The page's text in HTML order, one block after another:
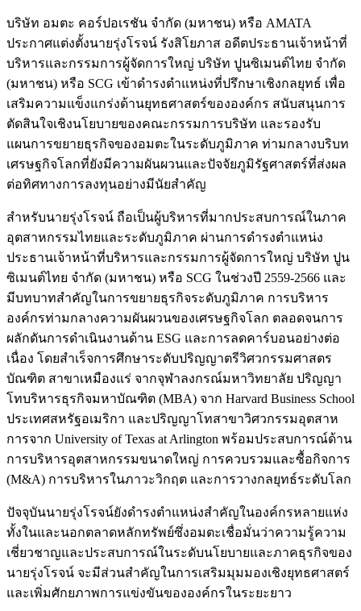
บริษัท อมตะ คอร์ปอเรชัน จำกัด (มหาชน) หรือ AMATA
ประกาศแต่งตั้งนายรุ่งโรจน์ รังสิโยภาส อดีตประธานเจ้าหน้าที่
บริหารและกรรมการผู้จัดการใหญ่ บริษัท ปูนซิเมนต์ไทย จำกัด
(มหาชน) หรือ SCG เข้าดำรงตำแหน่งที่ปรึกษาเชิงกลยุทธ์ เพื่อ
เสริมความแข็งแกร่งด้านยุทธศาสตร์ขององค์กร สนับสนุนการ
ตัดสินใจเชิงนโยบายของคณะกรรมการบริษัท และรองรับ
แผนการขยายธุรกิจของอมตะในระดับภูมิภาค ท่ามกลางบริบท
เศรษฐกิจโลกที่ยังมีความผันผวนและปัจจัยภูมิรัฐศาสตร์ที่ส่งผล
ต่อทิศทางการลงทุนอย่างมีนัยสำคัญ
สำหรับนายรุ่งโรจน์ ถือเป็นผู้บริหารที่มากประสบการณ์ในภาค
อุตสาหกรรมไทยและระดับภูมิภาค ผ่านการดำรงตำแหน่ง
ประธานเจ้าหน้าที่บริหารและกรรมการผู้จัดการใหญ่ บริษัท ปูน
ซิเมนต์ไทย จำกัด (มหาชน) หรือ SCG ในช่วงปี 2559-2566 และ
มีบทบาทสำคัญในการขยายธุรกิจระดับภูมิภาค การบริหาร
องค์กรท่ามกลางความผันผวนของเศรษฐกิจโลก ตลอดจนการ
ผลักดันการดำเนินงานด้าน ESG และการลดคาร์บอนอย่างต่อ
เนื่อง โดยสำเร็จการศึกษาระดับปริญญาตรีวิศวกรรมศาสตร
บัณฑิต สาขาเหมืองแร่ จากจุฬาลงกรณ์มหาวิทยาลัย ปริญญา
โทบริหารธุรกิจมหาบัณฑิต (MBA) จาก Harvard Business School
ประเทศสหรัฐอเมริกา และปริญญาโทสาขาวิศวกรรมอุตสาห
การจาก University of Texas at Arlington พร้อมประสบการณ์ด้าน
การบริหารอุตสาหกรรมขนาดใหญ่ การควบรวมและซื้อกิจการ
(M&A) การบริหารในภาวะวิกฤต และการวางกลยุทธ์ระดับโลก
ปัจจุบันนายรุ่งโรจน์ยังดำรงตำแหน่งสำคัญในองค์กรหลายแห่ง
ทั้งในและนอกตลาดหลักทรัพย์ซึ่งอมตะเชื่อมั่นว่าความรู้ความ
เชี่ยวชาญและประสบการณ์ในระดับนโยบายและภาคธุรกิจของ
นายรุ่งโรจน์ จะมีส่วนสำคัญในการเสริมมุมมองเชิงยุทธศาสตร์
และเพิ่มศักยภาพการแข่งขันขององค์กรในระยะยาว